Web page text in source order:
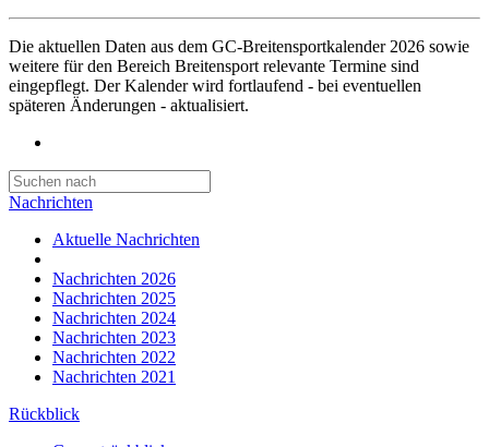
Die aktuellen Daten aus dem GC-Breitensportkalender 2026 sowie
weitere für den Bereich Breitensport relevante Termine sind
eingepflegt. Der Kalender wird fortlaufend - bei eventuellen
späteren Änderungen - aktualisiert.
Nachrichten
Aktuelle Nachrichten
Nachrichten 2026
Nachrichten 2025
Nachrichten 2024
Nachrichten 2023
Nachrichten 2022
Nachrichten 2021
Rückblick